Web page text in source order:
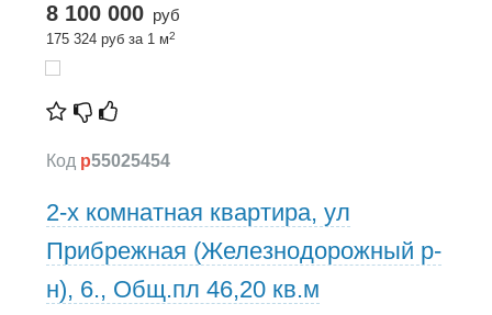
8 100 000 руб
175 324 руб за 1 м2
Код p55025454
2-х комнатная квартира, ул
Прибрежная (Железнодорожный р-
н), 6., Общ.пл 46,20 кв.м